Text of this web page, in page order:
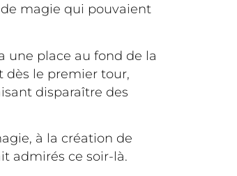
de magie qui pouvaient
une place au fond de la
dès le premier tour,
disparaître des
à la création de
admirés ce soir-là.